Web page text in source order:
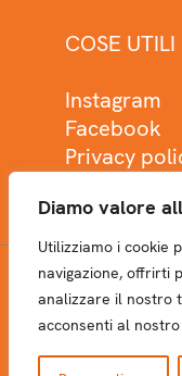
Diamo valore
Utilizziamo i cookie
navigazione, offrirti
analizzare il nostro
acconsenti al
COSE UTILI
Instagram
Facebook
Privacy